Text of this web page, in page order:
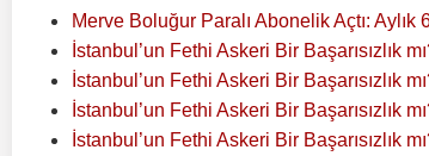
Merve Boluğur Paralı Abonelik Açtı: Aylık
İstanbul’un Fethi Askeri Bir Başarısızlık
İstanbul’un Fethi Askeri Bir Başarısızlık
İstanbul’un Fethi Askeri Bir Başarısızlık
İstanbul’un Fethi Askeri Bir Başarısızlık